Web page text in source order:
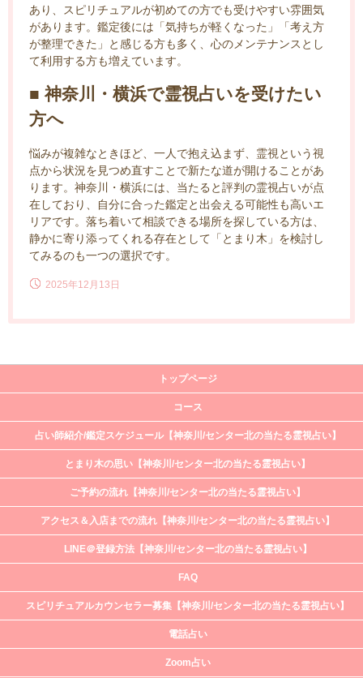
あり、スピリチュアルが初めての方でも受けやすい雰囲気
があります。鑑定後には「気持ちが軽くなった」「考え方
が整理できた」と感じる方も多く、心のメンテナンスとし
て利用する方も増えています。
■ 神奈川・横浜で霊視占いを受けたい
方へ
悩みが複雑なときほど、一人で抱え込まず、霊視という視
点から状況を見つめ直すことで新たな道が開けることがあ
ります。神奈川・横浜には、当たると評判の霊視占いが点
在しており、自分に合った鑑定と出会える可能性も高いエ
リアです。落ち着いて相談できる場所を探している方は、
静かに寄り添ってくれる存在として「とまり木」を検討し
てみるのも一つの選択です。
2025年12月13日
トップページ
コース
占い師紹介/鑑定スケジュール【神奈川/センター北の当たる霊視占い】
とまり木の思い【神奈川/センター北の当たる霊視占い】
ご予約の流れ【神奈川/センター北の当たる霊視占い】
アクセス＆入店までの流れ【神奈川/センター北の当たる霊視占い】
LINE＠登録方法【神奈川/センター北の当たる霊視占い】
FAQ
スピリチュアルカウンセラー募集【神奈川/センター北の当たる霊視占い】
電話占い
Zoom占い